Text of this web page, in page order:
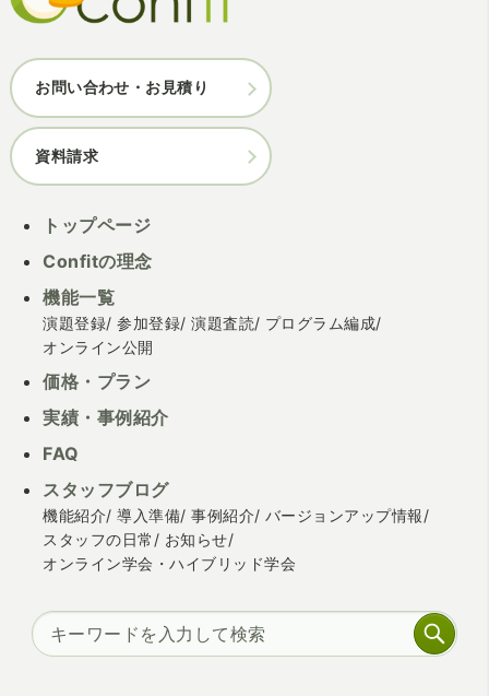
お問い合わせ・お見積り
資料請求
トップページ
Confitの理念
機能一覧
演題登録 参加登録 演題査読
プログラム編成
オンライン公開
価格・プラン
実績・事例紹介
FAQ
スタッフブログ
機能紹介 導入準備 事例紹介
バージョンアップ情報
スタッフの日常
お知らせ
オンライン学会・ハイブリッド学会